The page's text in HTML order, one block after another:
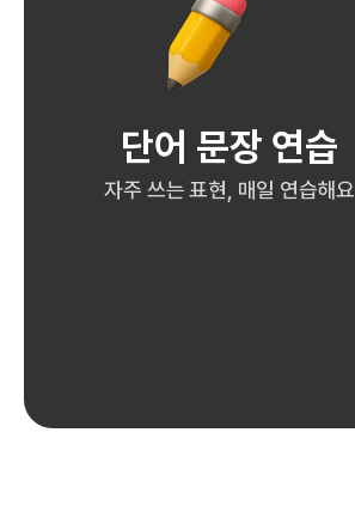
단어 문장 연습
자주 쓰는 표현, 매일 연습해요